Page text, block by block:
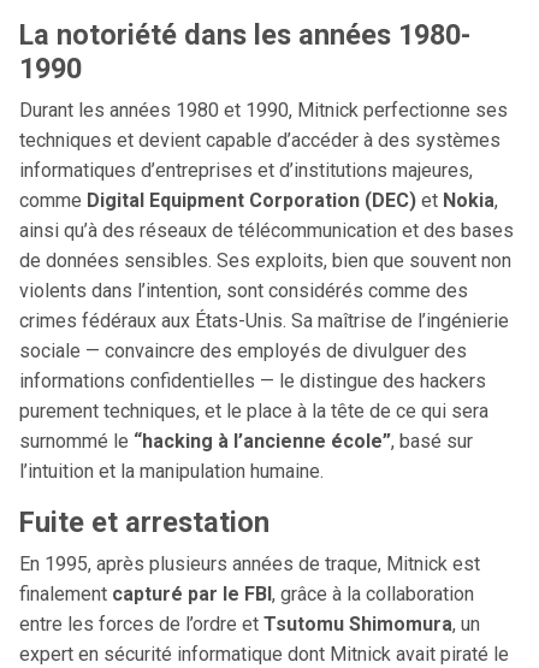
La notoriété dans les années 1980-
1990
Durant les années 1980 et 1990, Mitnick perfectionne ses
techniques et devient capable d’accéder à des systèmes
informatiques d’entreprises et d’institutions majeures,
comme Digital Equipment Corporation (DEC) et Nokia,
ainsi qu’à des réseaux de télécommunication et des bases
de données sensibles. Ses exploits, bien que souvent non
violents dans l’intention, sont considérés comme des
crimes fédéraux aux États-Unis. Sa maîtrise de l’ingénierie
sociale — convaincre des employés de divulguer des
informations confidentielles — le distingue des hackers
purement techniques, et le place à la tête de ce qui sera
surnommé le “hacking à l’ancienne école”, basé sur
l’intuition et la manipulation humaine.
Fuite et arrestation
En 1995, après plusieurs années de traque, Mitnick est
finalement capturé par le FBI, grâce à la collaboration
entre les forces de l’ordre et Tsutomu Shimomura, un
expert en sécurité informatique dont Mitnick avait piraté le